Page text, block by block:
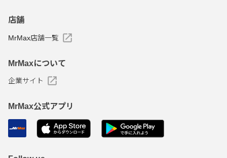
店舗
MrMax店舗一覧
MrMaxについて
企業サイト
MrMax公式アプリ